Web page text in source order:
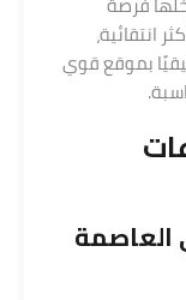
انتقائية،
بموقع قوي